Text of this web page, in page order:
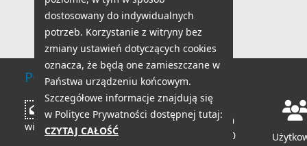
POMOC TECHNICZNA
Napisz
wiadomość
Godziny pracy:
pon - pt: 8:00 - 18:00
sob - nd: 8:00 - 14:00
dostosowany do indywidualnych
potrzeb. Korzystanie z witryny bez
zmiany ustawień dotyczących cookies
oznacza, że będą one zamieszczane w
Państwa urządzeniu końcowym.
Szczegółowe informacje znajdują się
w Polityce Prywatności dostępnej tutaj:
CZYTAJ CAŁOŚĆ